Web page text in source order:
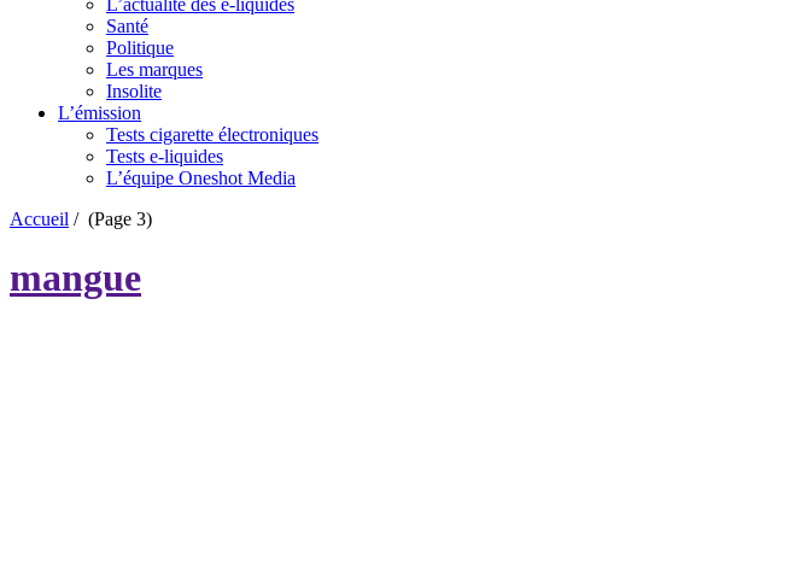
L’actualité des e-liquides
Santé
Politique
Les marques
Insolite
L’émission
Tests cigarette électroniques
Tests e-liquides
L’équipe Oneshot Media
Accueil / (Page 3)
mangue